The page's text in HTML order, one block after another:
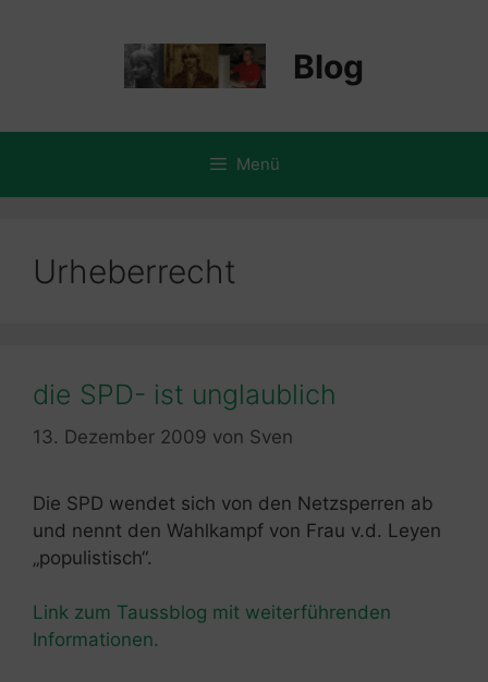
Blog
Menü
Urheberrecht
die SPD- ist unglaublich
13. Dezember 2009 von Sven
Die SPD wendet sich von den Netzsperren ab
und nennt den Wahlkampf von Frau v.d. Leyen
„populistisch“.
Link zum Taussblog mit weiterführenden
Informationen.